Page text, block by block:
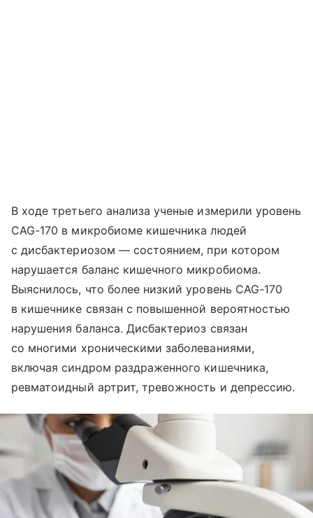
В ходе третьего анализа ученые измерили уровень
CAG-170 в микробиоме кишечника людей
с дисбактериозом — состоянием, при котором
нарушается баланс кишечного микробиома.
Выяснилось, что более низкий уровень CAG-170
в кишечнике связан с повышенной вероятностью
нарушения баланса. Дисбактериоз связан
со многими хроническими заболеваниями,
включая синдром раздраженного кишечника,
ревматоидный артрит, тревожность и депрессию.